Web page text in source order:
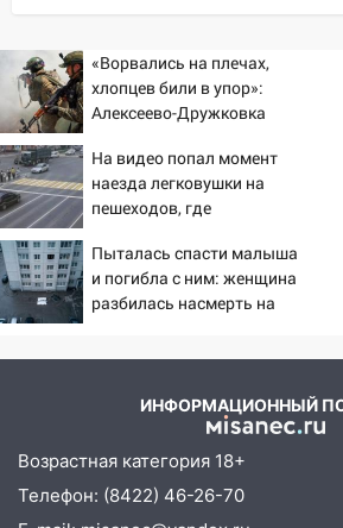
08:21
В Заволжском районе
велосипеда
07:18
В Ульяновск идет
тридцатиградусная жара:
погода в четверг
06:00
Четыре года борьбы:
юристы помогли женщине
за плесень на стенах
05:00
Кому 6 августа
05.08.2026
Соцсети: на
ДТП с мотоциклистом
20:22
Мошенники
«Ворвались на плечах,
хлопцев били в упор»:
Алексеево-Дружковка
«птах Мадьяра»
На видео попал момент
наезда легковушки на
пешеходов, где
восемь человек
06/08/2026 – Новости
Пыталась спасти малыша
и погибла с ним: женщина
разбилась насмерть на
ИНФОРМАЦИОННЫЙ
Возрастная категория 18+
Телефон: (8422) 46-26-70